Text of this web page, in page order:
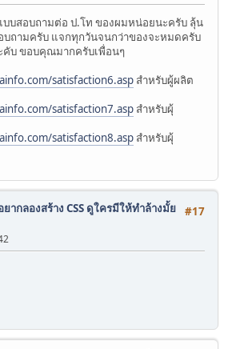
บบสอบถามต่อ ป.โท ของผมหน่อยนะครับ ลุ้น
ถามครับ แจกทุกวันจนกว่าของจะหมดครับ
คับ ขอบคุณมากครับเพื่อนๆ
satisfaction6.asp สำหรับผู้ผลิต
satisfaction7.asp สำหรับผุ้
satisfaction8.asp สำหรับผุ้
#17
ยากลองสร้าง CSS ดูใครมีให้ทำล้างมั้ย